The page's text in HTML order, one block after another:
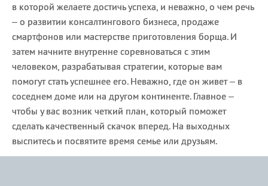
в которой желаете достичь успеха, и неважно, о чем речь
– о развитии консалтингового бизнеса, продаже
смартфонов или мастерстве приготовления борща. И
затем начните внутренне соревноваться с этим
человеком, разрабатывая стратегии, которые вам
помогут стать успешнее его. Неважно, где он живет – в
соседнем доме или на другом континенте. Главное –
чтобы у вас возник четкий план, который поможет
сделать качественный скачок вперед. На выходных
выспитесь и посвятите время семье или друзьям.